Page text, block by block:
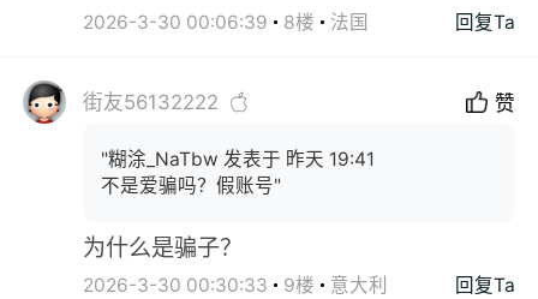
2026-3-30 00:06:39 8楼 法国 回复Ta
街友56132222 赞
"糊涂_NaTbw 发表于 昨天 19:41
不是爱骗吗？假账号"
为什么是骗子？
2026-3-30 00:30:33 9楼 意大利 回复Ta